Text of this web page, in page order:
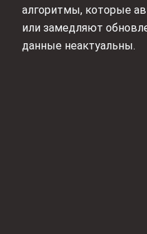
алгоритмы, которые
или замедляют
данные неактуальны.